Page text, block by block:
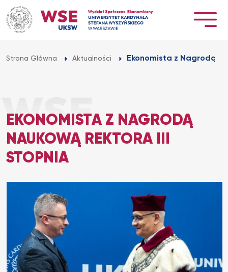
Przejdź
do
treści
Strona Główna Aktualności Ekonomista z Nagrodą
EKONOMISTA Z NAGRODĄ
NAUKOWĄ REKTORA III
STOPNIA